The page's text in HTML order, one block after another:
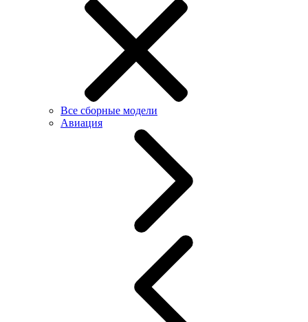
Все сборные модели
Авиация